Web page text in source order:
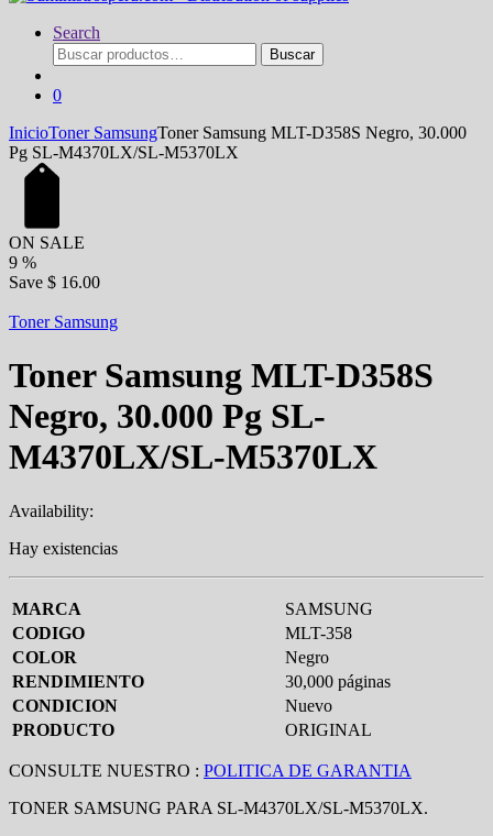
Search
Buscar
por:
Buscar
0
InicioToner SamsungToner Samsung MLT-D358S Negro, 30.000
Pg SL-M4370LX/SL-M5370LX
ON SALE
9 %
Save $ 16.00
Toner Samsung
Toner Samsung MLT-D358S
Negro, 30.000 Pg SL-
M4370LX/SL-M5370LX
Availability:
Hay existencias
MARCA
SAMSUNG
CODIGO
MLT-358
COLOR
Negro
RENDIMIENTO
30,000 páginas
CONDICION
Nuevo
PRODUCTO
ORIGINAL
CONSULTE NUESTRO : POLITICA DE GARANTIA
TONER SAMSUNG PARA SL-M4370LX/SL-M5370LX.